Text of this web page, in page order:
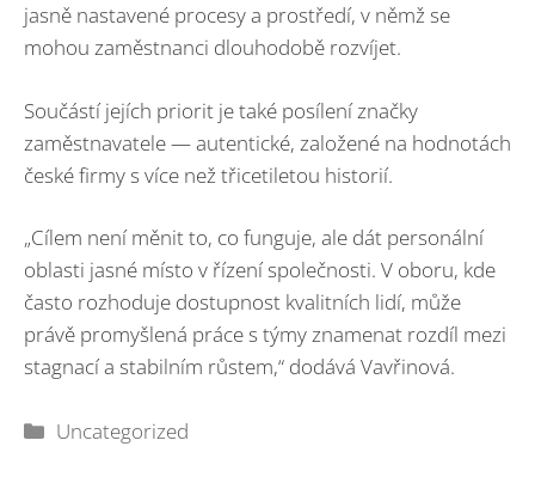
jasně nastavené procesy a prostředí, v němž se
mohou zaměstnanci dlouhodobě rozvíjet.
Součástí jejích priorit je také posílení značky
zaměstnavatele — autentické, založené na hodnotách
české firmy s více než třicetiletou historií.
„Cílem není měnit to, co funguje, ale dát personální
oblasti jasné místo v řízení společnosti. V oboru, kde
často rozhoduje dostupnost kvalitních lidí, může
právě promyšlená práce s týmy znamenat rozdíl mezi
stagnací a stabilním růstem,“ dodává Vavřinová.
Rubriky
Uncategorized